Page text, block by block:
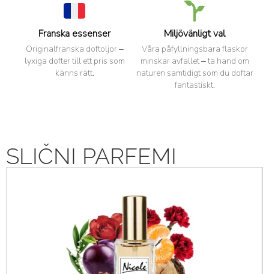
Franska essenser
Originalfranska doftoljor –
lyxiga dofter till ett pris som
känns rätt.
Miljövänligt val
Våra påfyllningsbara flaskor
minskar avfallet – ta hand om
naturen samtidigt som du doftar
fantastiskt.
SLIČNI PARFEMI